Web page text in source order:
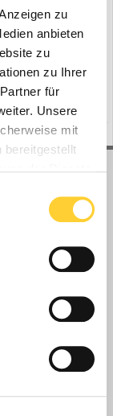
zu
anbieten
zu
zu Ihrer
für
Unsere
mit
bereitgestellt
mit der
sind, um
führt der
Zuge
Mobilbagg...